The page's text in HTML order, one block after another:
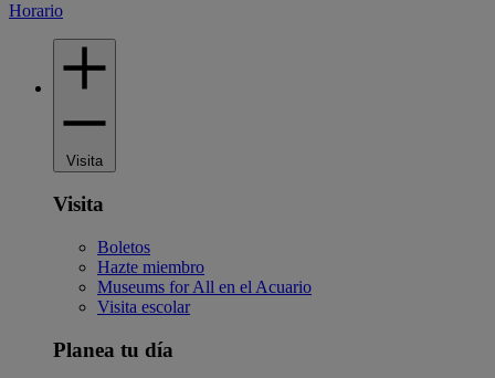
Horario
Visita
Visita
Boletos
Hazte miembro
Museums for All en el Acuario
Visita escolar
Planea tu día